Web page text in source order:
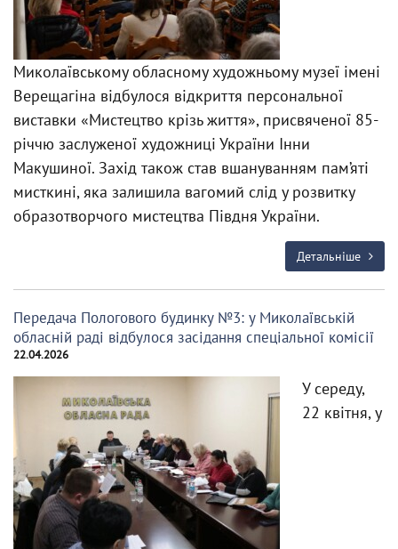
Миколаївському обласному художньому музеї імені
Верещагіна відбулося відкриття персональної
виставки «Мистецтво крізь життя», присвяченої 85-
річчю заслуженої художниці України Інни
Макушиної. Захід також став вшануванням пам’яті
мисткині, яка залишила вагомий слід у розвитку
образотворчого мистецтва Півдня України.
Детальніше
Передача Пологового будинку №3: у Миколаївській
обласній раді відбулося засідання спеціальної комісії
22.04.2026
У середу,
22 квітня, у